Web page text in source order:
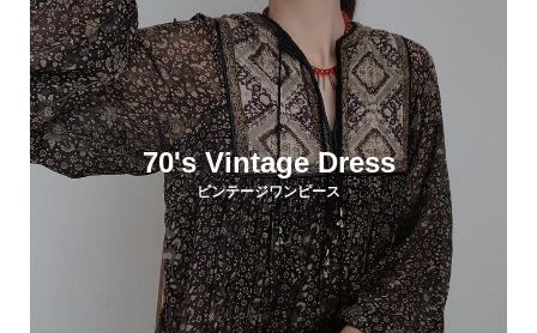
70's Vintage Dress
ビンテージワンピース